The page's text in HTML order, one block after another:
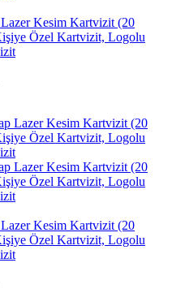
Kesim Kartvizit (20
Özel Kartvizit, Logolu
Kesim Kartvizit (20
Özel Kartvizit, Logolu